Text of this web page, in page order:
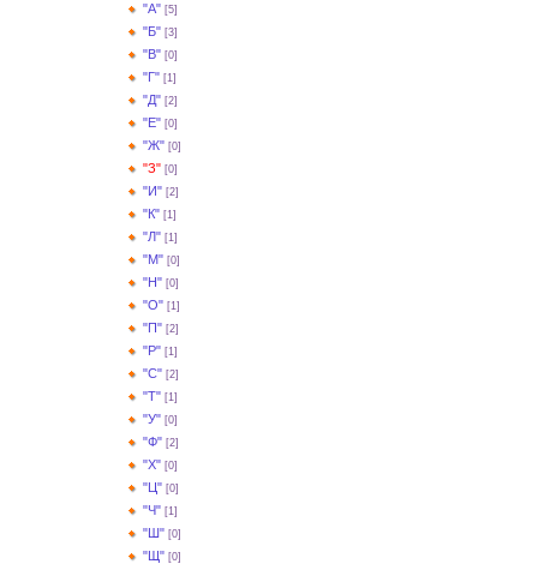
"А" [5]
"Б" [3]
"В" [0]
"Г" [1]
"Д" [2]
"Е" [0]
"Ж" [0]
"З" [0]
"И" [2]
"К" [1]
"Л" [1]
"М" [0]
"Н" [0]
"О" [1]
"П" [2]
"Р" [1]
"С" [2]
"Т" [1]
"У" [0]
"Ф" [2]
"Х" [0]
"Ц" [0]
"Ч" [1]
"Ш" [0]
"Щ" [0]